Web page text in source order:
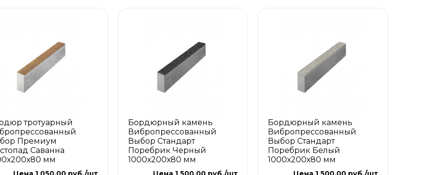
тротуарный
Премиум
Саванна
мм
Бордюрный камень
Вибропрессованный
Выбор Стандарт
Поребрик Черный
1000х200х80 мм
Бордюрный камень
Вибропрессованный
Выбор Стандарт
Поребрик Белый
1000х200х80 мм